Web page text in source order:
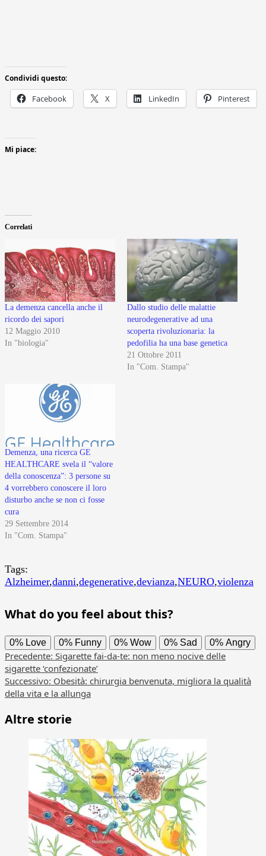
Condividi questo:
Facebook X LinkedIn Pinterest
Mi piace:
Correlati
La demenza cancella anche il
ricordo dei sapori
12 Maggio 2010
In "biologia"
Dallo studio delle malattie
neurodegenerative ad una
scoperta rivoluzionaria: la
pedofilia ha una base genetica
21 Ottobre 2011
In "Com. Stampa"
Demenza, una ricerca GE
HEALTHCARE svela il “valore
della conoscenza”: 3 persone su
4 vorrebbero conoscere il loro
disturbo anche se non ci fosse
cura
29 Settembre 2014
In "Com. Stampa"
Tags:
Alzheimer,danni,degenerative,devianza,NEURO,violenza
What do you feel about this?
0% Love 0% Funny 0% Wow 0% Sad 0% Angry
Navigazione
articolo
Precedente: Sigarette fai-da-te: non meno nocive delle
sigarette ‘confezionate’
Successivo: Obesità: chirurgia benvenuta, migliora la qualità
della vita e la allunga
Altre storie